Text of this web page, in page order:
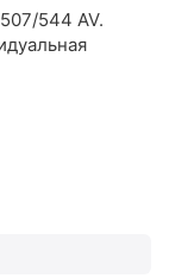
544 AV.